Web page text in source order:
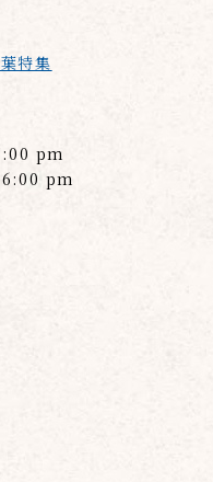
特集
pm
pm